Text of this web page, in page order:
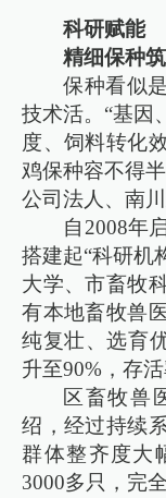
科研赋能
精细保种
保种看似
技术活。“基因
度、饲料转化
鸡保种容不得
公司法人、南
自2008年
搭建起“科研机
大学、市畜牧
有本地畜牧兽
纯复壮、选育
升至90%，存
区畜牧兽
绍，经过持续
群体整齐度大
3000多只，完